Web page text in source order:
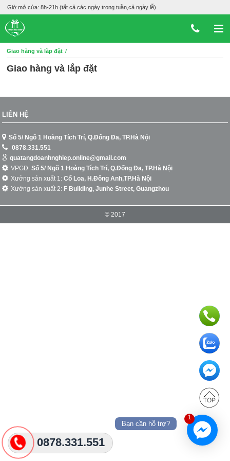
Giờ mở cửa: 8h-21h (tất cả các ngày trong tuần,cả ngày lễ)
Giao hàng và lắp đặt
Giao hàng và lắp đặt
LIÊN HỆ
Số 5/ Ngõ 1 Hoàng Tích Trí, Q.Đống Đa, TP.Hà Nội
0878.331.551
quatangdoanhnghiep.online@gmail.com
VPGD: Số 5/ Ngõ 1 Hoàng Tích Trí, Q.Đống Đa, TP.Hà Nội
Xưởng sản xuất 1: Cổ Loa, H.Đông Anh,TP.Hà Nội
Xưởng sản xuất 2: F Building, Junhe Street, Guangzhou
© 2017
0878.331.551
1
Bạn cần hỗ trợ?